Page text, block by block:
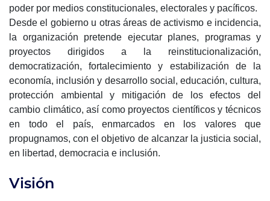
poder por medios constitucionales, electorales y pacíficos.
Desde el gobierno u otras áreas de activismo e incidencia,
la organización pretende ejecutar planes, programas y
proyectos dirigidos a la reinstitucionalización,
democratización, fortalecimiento y estabilización de la
economía, inclusión y desarrollo social, educación, cultura,
protección ambiental y mitigación de los efectos del
cambio climático, así como proyectos científicos y técnicos
en todo el país, enmarcados en los valores que
propugnamos, con el objetivo de alcanzar la justicia social,
en libertad, democracia e inclusión.
Visión